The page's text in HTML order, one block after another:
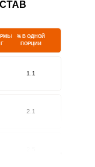
Г
% В ОДНОЙ
ПОРЦИИ
1.1
2.1